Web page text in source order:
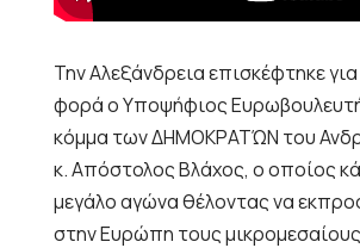
Την Αλεξάνδρεια επισκέφτηκε
φορά ο Υποψήφιος
κόμμα των ΔΗΜΟΚΡΑΤΏΝ του
κ. Απόστολος Βλάχος, ο οποίος
μεγάλο αγώνα θέλοντας να
στην Ευρώπη τους